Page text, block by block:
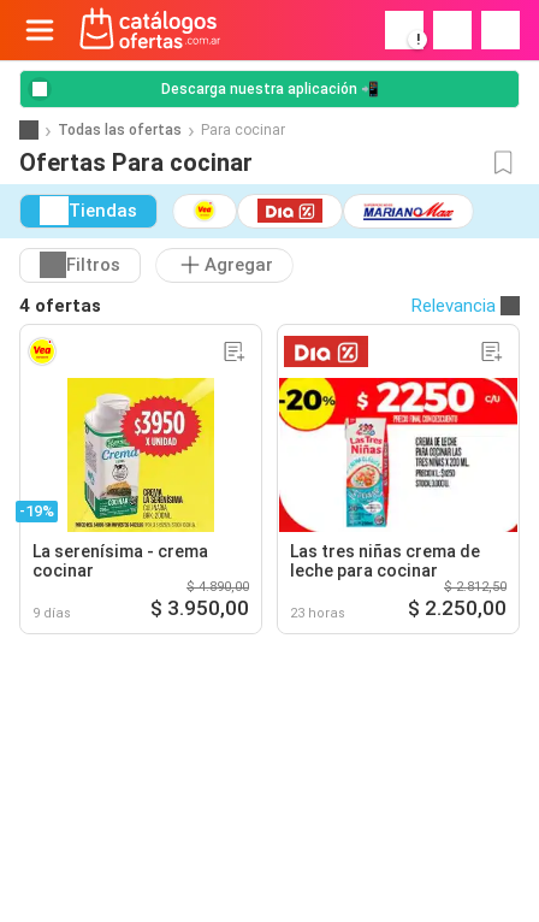
!
Descarga nuestra aplicación 📲
Todas las ofertas Para cocinar
Ofertas Para cocinar
Tiendas
Filtros
Agregar
4 ofertas
Relevancia
-19%
La serenísima - crema
cocinar
9 días
$ 4.890,00
$ 3.950,00
Las tres niñas crema de
leche para cocinar
23 horas
$ 2.812,50
$ 2.250,00